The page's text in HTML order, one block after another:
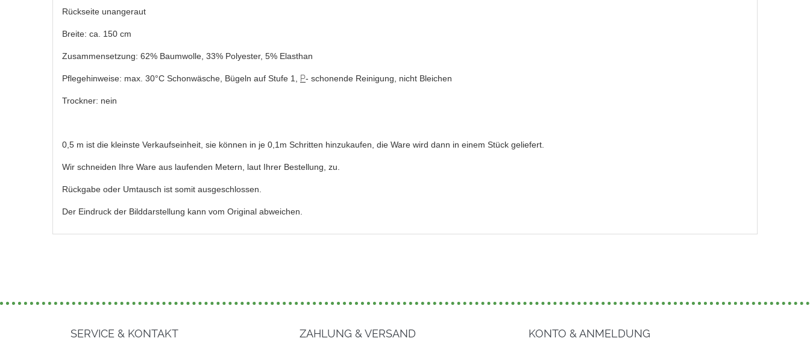
Rückseite unangeraut
Breite: ca. 150 cm
Zusammensetzung: 62% Baumwolle, 33% Polyester, 5% Elasthan
Pflegehinweise: max. 30°C Schonwäsche, Bügeln auf Stufe 1, P- schonende Reinigung, nicht Bleichen
Trockner: nein
0,5 m ist die kleinste Verkaufseinheit, sie können in je 0,1m Schritten hinzukaufen, die Ware wird dann in einem Stück geliefert.
Wir schneiden Ihre Ware aus laufenden Metern, laut Ihrer Bestellung, zu.
Rückgabe oder Umtausch ist somit ausgeschlossen.
Der Eindruck der Bilddarstellung kann vom Original abweichen.
SERVICE & KONTAKT ZAHLUNG & VERSAND KONTO & ANMELDUNG